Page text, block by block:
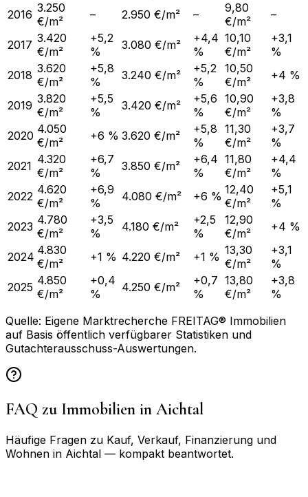
2016 3.250
€/m²
– 2.950 €/m² –
9,80
€/m²
–
2017 3.420
€/m²
+5,2
%
3.080 €/m²
+4,4
%
10,10
€/m²
+3,1
%
2018 3.620
€/m²
+5,8
%
3.240 €/m²
+5,2
%
10,50
€/m²
+4 %
2019 3.820
€/m²
+5,5
%
3.420 €/m²
+5,6
%
10,90
€/m²
+3,8
%
2020 4.050
€/m²
+6 % 3.620 €/m²
+5,8
%
11,30
€/m²
+3,7
%
2021 4.320
€/m²
+6,7
%
3.850 €/m²
+6,4
%
11,80
€/m²
+4,4
%
2022 4.620
€/m²
+6,9
%
4.080 €/m² +6 % 12,40
€/m²
+5,1
%
2023 4.780
€/m²
+3,5
%
4.180 €/m²
+2,5
%
12,90
€/m²
+4 %
2024 4.830
€/m²
+1 % 4.220 €/m² +1 % 13,30
€/m²
+3,1
%
2025 4.850
€/m²
+0,4
%
4.250 €/m²
+0,7
%
13,80
€/m²
+3,8
%
Quelle: Eigene Marktrecherche FREITAG® Immobilien
auf Basis öffentlich verfügbarer Statistiken und
Gutachterausschuss-Auswertungen.
FAQ zu Immobilien in Aichtal
Häufige Fragen zu Kauf, Verkauf, Finanzierung und
Wohnen in Aichtal — kompakt beantwortet.